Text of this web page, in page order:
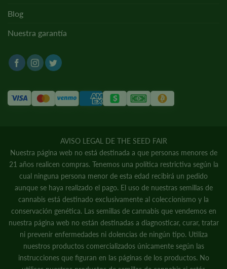
Blog
Nuestra garantía
AVISO LEGAL DE THE SEED FAIR
Nuestra página web no está destinada a que personas menores de
21 años realicen compras. Tenemos una política restrictiva según la
cual ninguna persona menor de esta edad recibirá un pedido
aunque se haya realizado el pago. El uso de nuestras semillas de
cannabis está destinado exclusivamente al coleccionismo y la
conservación genética. Las semillas de cannabis que vendemos en
nuestra página web no están destinadas a diagnosticar, curar, tratar
ni prevenir enfermedades ni dolencias de ningún tipo. Utiliza
nuestros productos comercializados únicamente según las
instrucciones que figuran en las páginas de los productos. No